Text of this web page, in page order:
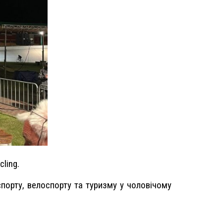
велоспорту та туризму у чоловічому